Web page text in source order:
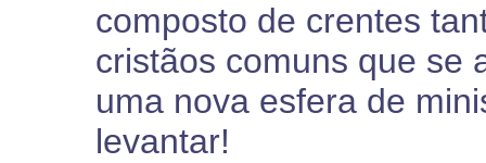
composto de crentes
cristãos comuns que se
uma nova esfera de
levantar!